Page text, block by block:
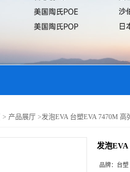
> 产品展厅 >发泡EVA 台塑EVA 7470M
发泡EVA
品牌： 台塑